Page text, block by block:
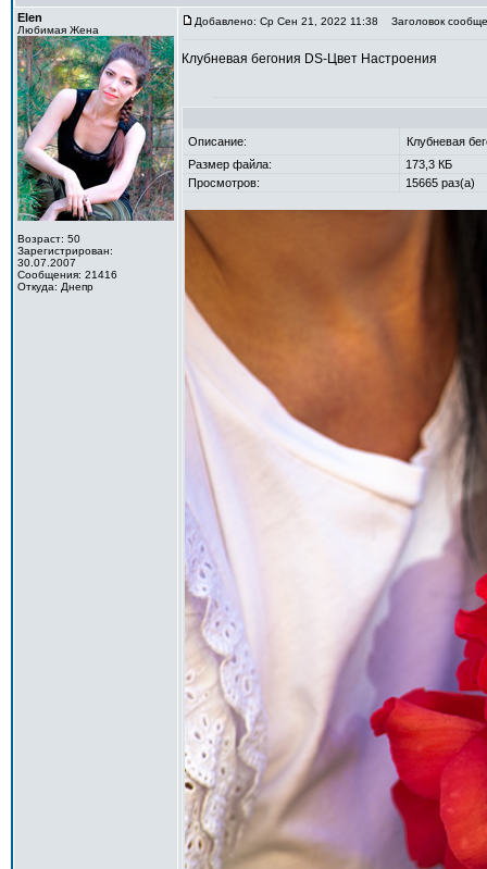
Elen
Любимая Жена
Возраст: 50
Зарегистрирован:
30.07.2007
Сообщения: 21416
Откуда: Днепр
Добавлено: Ср Сен 21, 2022 11:38 Заголовок
Клубневая бегония DS-Цвет Настроения
Описание:
Клубневая
Размер файла:
173,3 КБ
Просмотров:
15665 раз(а)